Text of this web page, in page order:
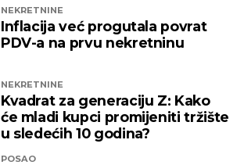
NEKRETNINE
Inflacija već progutala povrat
PDV-a na prvu nekretninu
NEKRETNINE
Kvadrat za generaciju Z: Kako
će mladi kupci promijeniti tržište
u sledećih 10 godina?
POSAO